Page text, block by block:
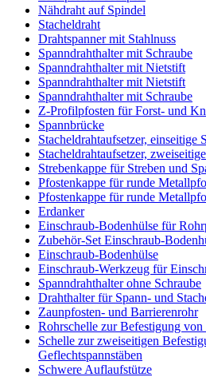
Nähdraht auf Spindel
Stacheldraht
Drahtspanner mit Stahlnuss
Spanndrahthalter mit Schraube
Spanndrahthalter mit Nietstift
Spanndrahthalter mit Nietstift
Spanndrahthalter mit Schraube
Z-Profilpfosten für Forst- und
Spannbrücke
Stacheldrahtaufsetzer, einseitige
Stacheldrahtaufsetzer,
Strebenkappe für Streben und
Pfostenkappe für runde
Pfostenkappe für runde
Erdanker
Einschraub-Bodenhülse für
Zubehör-Set Einschraub-
Einschraub-Bodenhülse
Einschraub-Werkzeug für
Spanndrahthalter ohne Schraube
Drahthalter für Spann- und
Zaunpfosten- und Barrierenrohr
Rohrschelle zur Befestigung
Schelle zur zweiseitigen
Geflechtspannstäben
Schwere Auflaufstütze